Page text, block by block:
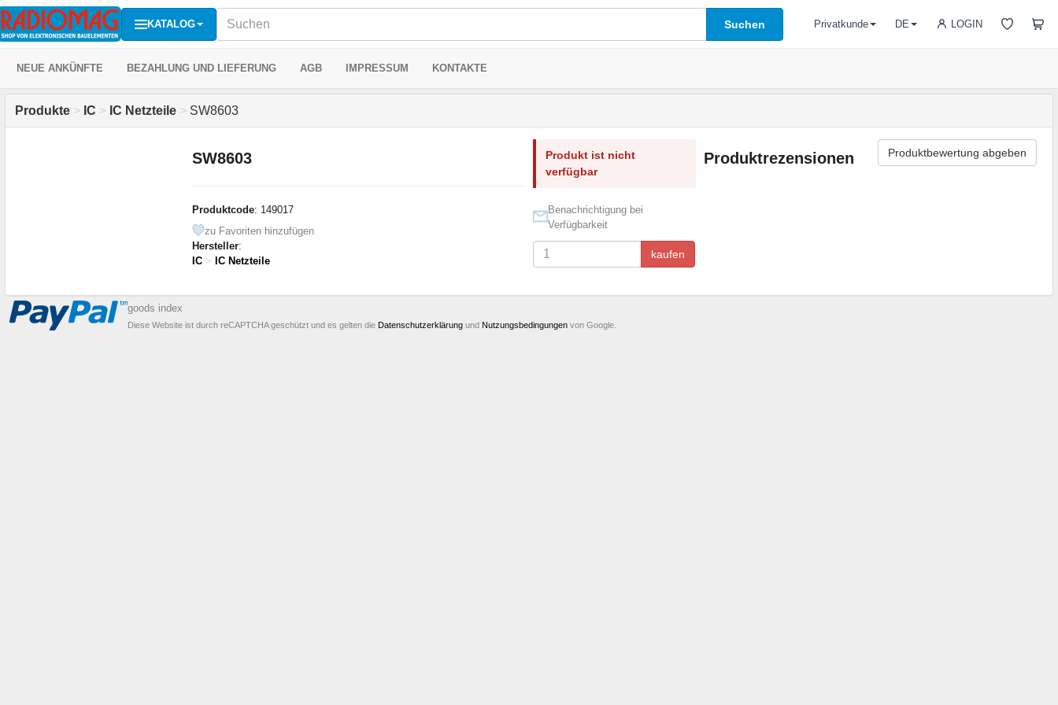
KATALOG Suchen LOGIN
Privatkunde DE
NEUE ANKÜNFTE BEZAHLUNG UND LIEFERUNG AGB IMPRESSUM KONTAKTE
Produkte > IC > IC Netzteile > SW8603
SW8603
Produktcode: 149017
zu Favoriten hinzufügen
Hersteller:
IC > IC Netzteile
Produkt ist nicht
verfügbar
Benachrichtigung bei
Verfügbarkeit
kaufen
Produktrezensionen Produktbewertung abgeben
goods index
Diese Website ist durch reCAPTCHA geschützt und es gelten die Datenschutzerklärung und Nutzungsbedingungen von Google.